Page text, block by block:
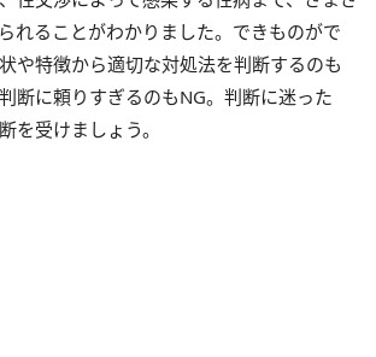
れることがわかりました。できものがで
や特徴から適切な対処法を判断するのも
断に頼りすぎるのもNG。判断に迷った
を受けましょう。